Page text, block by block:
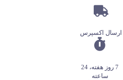
ارسال اکسپرس
7 روز هفته، 24
ساعته